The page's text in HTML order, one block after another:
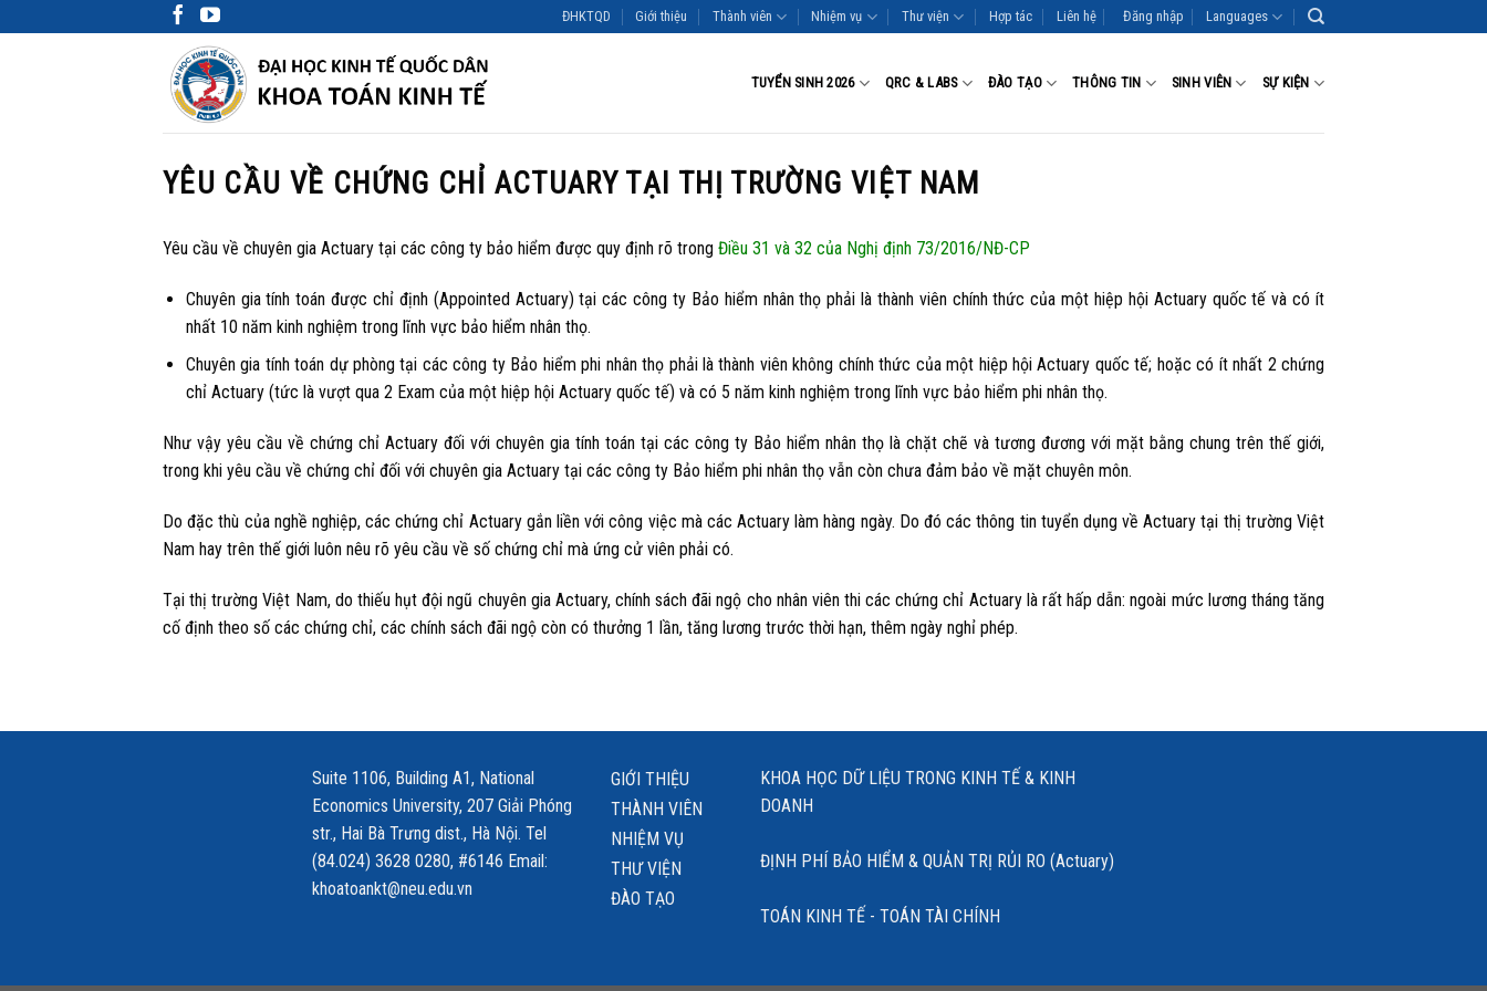
to
ĐHKTQD Giới thiệu Thành viên Nhiệm vụ Thư viện Hợp tác Liên hệ Đăng nhập Languages
TUYỂN SINH 2026 QRC & LABS ĐÀO TẠO THÔNG TIN SINH VIÊN SỰ KIỆN
YÊU CẦU VỀ CHỨNG CHỈ ACTUARY TẠI THỊ TRƯỜNG VIỆT NAM
Yêu cầu về chuyên gia Actuary tại các công ty bảo hiểm được quy định rõ trong Điều 31 và 32 của Nghị định 73/2016/NĐ-CP
Chuyên gia tính toán được chỉ định (Appointed Actuary) tại các công ty Bảo hiểm nhân thọ phải là thành viên chính thức của một hiệp hội Actuary quốc tế và có ít
nhất 10 năm kinh nghiệm trong lĩnh vực bảo hiểm nhân thọ.
Chuyên gia tính toán dự phòng tại các công ty Bảo hiểm phi nhân thọ phải là thành viên không chính thức của một hiệp hội Actuary quốc tế; hoặc có ít nhất 2 chứng
chỉ Actuary (tức là vượt qua 2 Exam của một hiệp hội Actuary quốc tế) và có 5 năm kinh nghiệm trong lĩnh vực bảo hiểm phi nhân thọ.
Như vậy yêu cầu về chứng chỉ Actuary đối với chuyên gia tính toán tại các công ty Bảo hiểm nhân thọ là chặt chẽ và tương đương với mặt bằng chung trên thế giới,
trong khi yêu cầu về chứng chỉ đối với chuyên gia Actuary tại các công ty Bảo hiểm phi nhân thọ vẫn còn chưa đảm bảo về mặt chuyên môn.
Do đặc thù của nghề nghiệp, các chứng chỉ Actuary gắn liền với công việc mà các Actuary làm hàng ngày. Do đó các thông tin tuyển dụng về Actuary tại thị trường Việt
Nam hay trên thế giới luôn nêu rõ yêu cầu về số chứng chỉ mà ứng cử viên phải có.
Tại thị trường Việt Nam, do thiếu hụt đội ngũ chuyên gia Actuary, chính sách đãi ngộ cho nhân viên thi các chứng chỉ Actuary là rất hấp dẫn: ngoài mức lương tháng tăng
cố định theo số các chứng chỉ, các chính sách đãi ngộ còn có thưởng 1 lần, tăng lương trước thời hạn, thêm ngày nghỉ phép.
Suite 1106, Building A1, National
Economics University, 207 Giải Phóng
str., Hai Bà Trưng dist., Hà Nội. Tel
(84.024) 3628 0280, #6146 Email:
khoatoankt@neu.edu.vn
GIỚI THIỆU
THÀNH VIÊN
NHIỆM VỤ
THƯ VIỆN
ĐÀO TẠO
KHOA HỌC DỮ LIỆU TRONG KINH TẾ & KINH
DOANH
ĐỊNH PHÍ BẢO HIỂM & QUẢN TRỊ RỦI RO (Actuary)
TOÁN KINH TẾ - TOÁN TÀI CHÍNH